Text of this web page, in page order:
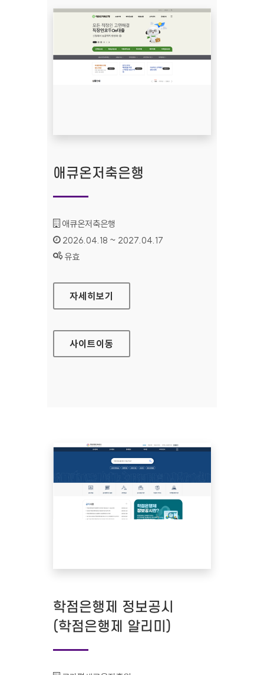
애큐온저축은행
기관명 :
애큐온저축은행
인증기간 :
2026.04.18 ~ 2027.04.17
상태 :
유효
애큐온저축은행
자세히보기
사이트이동
학점은행제 정보공시
(학점은행제 알리미)